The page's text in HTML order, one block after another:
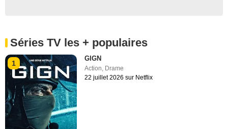
Séries TV les + populaires
1
GIGN
Action, Drame
22 juillet 2026 sur Netflix